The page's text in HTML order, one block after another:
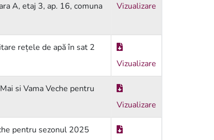
A, etaj 3, ap. 16, comuna
Vizualizare
rețele de apă în sat 2
Vizualizare
si Vama Veche pentru
Vizualizare
pentru sezonul 2025